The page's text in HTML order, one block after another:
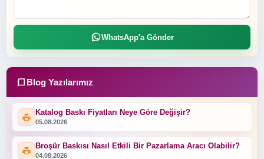
Blog Yazılarımız
Katalog Baskı Fiyatları Neye Göre Değişir?
05.08.2026
Broşür Baskısı Nasıl Etkili Bir Pazarlama Aracı Olabilir?
04.08.2026
WhatsApp'a Gönder